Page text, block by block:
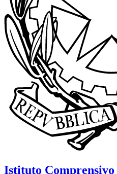
Istituto Comprensivo